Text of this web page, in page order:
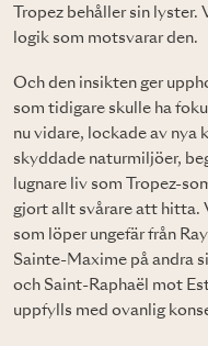
Tropez behåller sin lyster.
logik som motsvarar den.
Och den insikten ger
som tidigare skulle ha
nu vidare, lockade av nya
skyddade naturmiljöer,
lugnare liv som Tropez-
gjort allt svårare att hitta.
som löper ungefär från
Sainte-Maxime på andra
och Saint-Raphaël mot
uppfylls med ovanlig